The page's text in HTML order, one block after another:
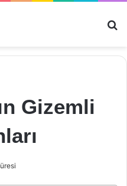
Gizemli